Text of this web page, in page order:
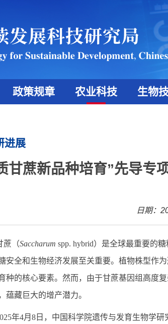
政策规章 农业科技 生物
进展
甘蔗新品种培育”先导专
日期：
蔗（Saccharum spp. hybrid）是全球最重要的
安全和生物经济发展至关重要。植物株型作
种的核心要素。然而，由于甘蔗基因组高度
蕴藏巨大的增产潜力。
年4月 8日，中国科学院遗传与发育生物学